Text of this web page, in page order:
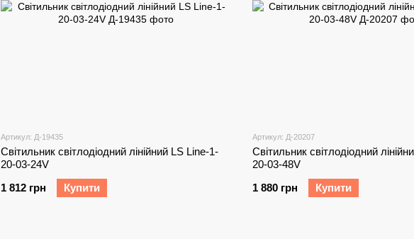
Артикул: Д-19435
Світильник світлодіодний лінійний LS Line-1-
20-03-24V
1 812 грн
Купити
Артикул: Д-20207
Світильник світлодіодний
20-03-48V
1 880 грн
Купити